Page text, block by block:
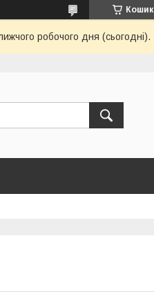
Кошик
робочого дня (сьогодні).